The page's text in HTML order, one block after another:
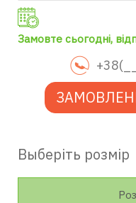
Замовте сьогодні,
Выберіть розмір